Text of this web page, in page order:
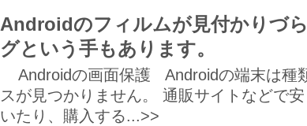
Androidのフィルムが見付かりづ
グという手もあります。
Androidの画面保護 Androidの端末は種
スが見つかりません。 通販サイトなどで
いたり、購入する...>>